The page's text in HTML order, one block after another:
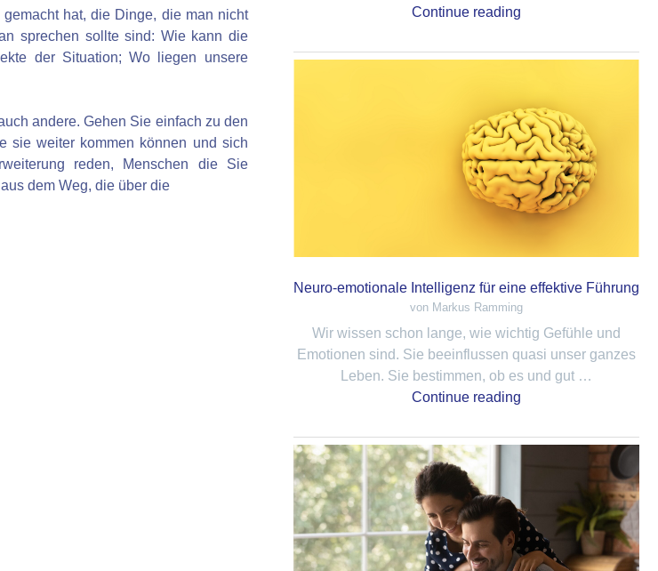
hat, die Dinge, die man nicht
sprechen sollte sind: Wie kann die
der Situation; Wo liegen unsere
andere. Gehen Sie einfach zu den
sie weiter kommen können und sich
reden, Menschen die Sie
dem Weg, die über die
Continue reading
Neuro-emotionale Intelligenz für eine effektive Führung
von Markus Ramming
Wir wissen schon lange, wie wichtig Gefühle und
Emotionen sind. Sie beeinflussen quasi unser ganzes
Leben. Sie bestimmen, ob es und gut …
Continue reading